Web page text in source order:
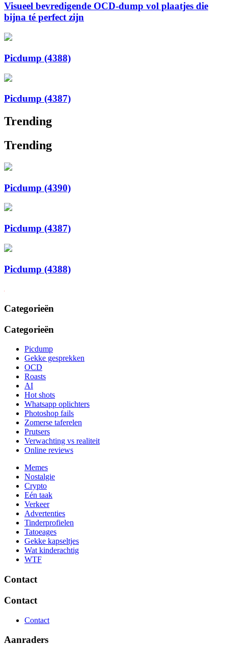
Visueel bevredigende OCD-dump vol plaatjes die
bijna té perfect zijn
Picdump (4388)
Picdump (4387)
Trending
Trending
Picdump (4390)
Picdump (4387)
Picdump (4388)
Categorieën
Categorieën
Picdump
Gekke gesprekken
OCD
Roasts
AI
Hot shots
Whatsapp oplichters
Photoshop fails
Zomerse taferelen
Prutsers
Verwachting vs realiteit
Online reviews
Memes
Nostalgie
Crypto
Eén taak
Verkeer
Advertenties
Tinderprofielen
Tatoeages
Gekke kapseltjes
Wat kinderachtig
WTF
Contact
Contact
Contact
Aanraders